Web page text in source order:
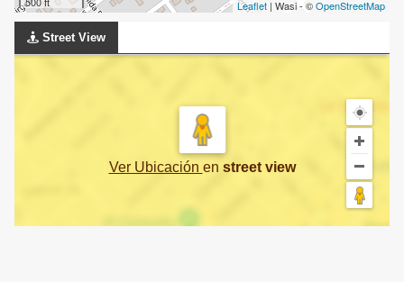
Leaflet | Wasi - ©OpenStreetMap
Street View
Ver Ubicación en street view